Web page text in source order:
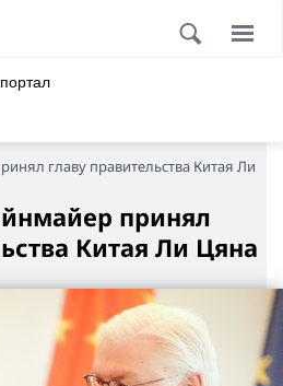
главу правительства Китая Ли
принял
Китая Ли Цяна